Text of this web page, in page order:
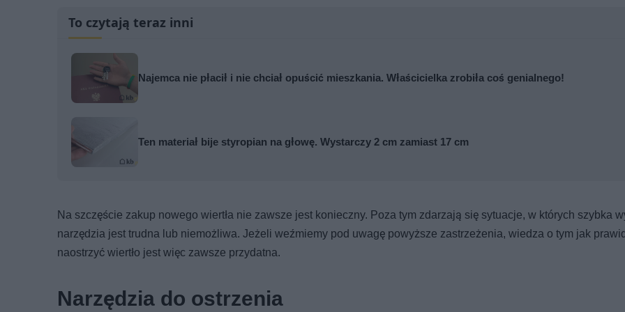
To czytają teraz inni
Najemca nie płacił i nie chciał opuścić mieszkania. Właścicielka zrobiła coś genialnego!
Ten materiał bije styropian na głowę. Wystarczy 2 cm zamiast 17 cm
Na szczęście zakup nowego wiertła nie zawsze jest konieczny. Poza tym zdarzają się sytuacje, w których szybka
narzędzia jest trudna lub niemożliwa. Jeżeli weźmiemy pod uwagę powyższe zastrzeżenia, wiedza o tym jak
naostrzyć wiertło jest więc zawsze przydatna.
Narzędzia do ostrzenia